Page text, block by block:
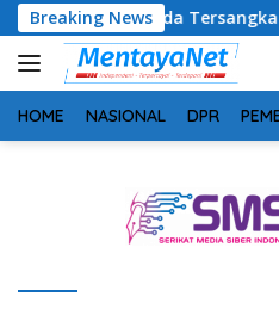
Langsung
ke
konten
Breaking News
Ada Tersangka Baru di
HOME NASIONAL DPR